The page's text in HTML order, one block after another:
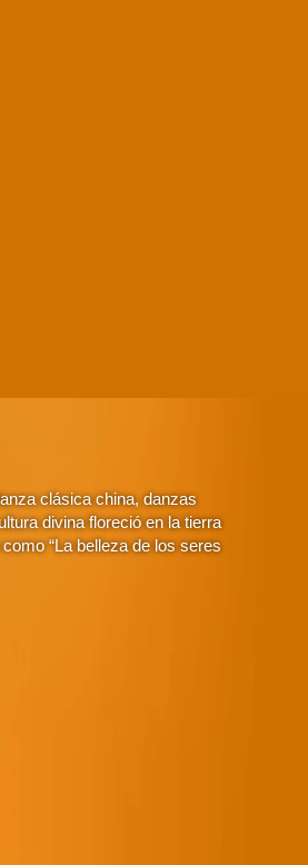
clásica china, danzas
divina floreció en la tierra
“La belleza de los seres